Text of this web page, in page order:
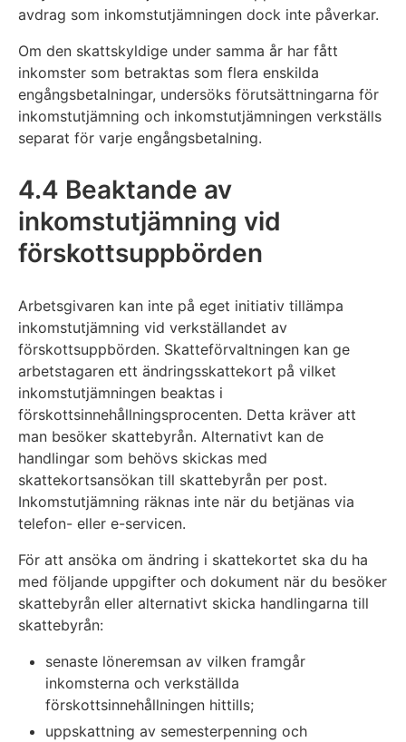
avdrag som inkomstutjämningen dock inte påverkar.
Om den skattskyldige under samma år har fått
inkomster som betraktas som flera enskilda
engångsbetalningar, undersöks förutsättningarna för
inkomstutjämning och inkomstutjämningen verkställs
separat för varje engångsbetalning.
4.4 Beaktande av
inkomstutjämning vid
förskottsuppbörden
Arbetsgivaren kan inte på eget initiativ tillämpa
inkomstutjämning vid verkställandet av
förskottsuppbörden. Skatteförvaltningen kan ge
arbetstagaren ett ändringsskattekort på vilket
inkomstutjämningen beaktas i
förskottsinnehållningsprocenten. Detta kräver att
man besöker skattebyrån. Alternativt kan de
handlingar som behövs skickas med
skattekortsansökan till skattebyrån per post.
Inkomstutjämning räknas inte när du betjänas via
telefon- eller e-servicen.
För att ansöka om ändring i skattekortet ska du ha
med följande uppgifter och dokument när du besöker
skattebyrån eller alternativt skicka handlingarna till
skattebyrån:
senaste löneremsan av vilken framgår
inkomsterna och verkställda
förskottsinnehållningen hittills;
uppskattning av semesterpenning och